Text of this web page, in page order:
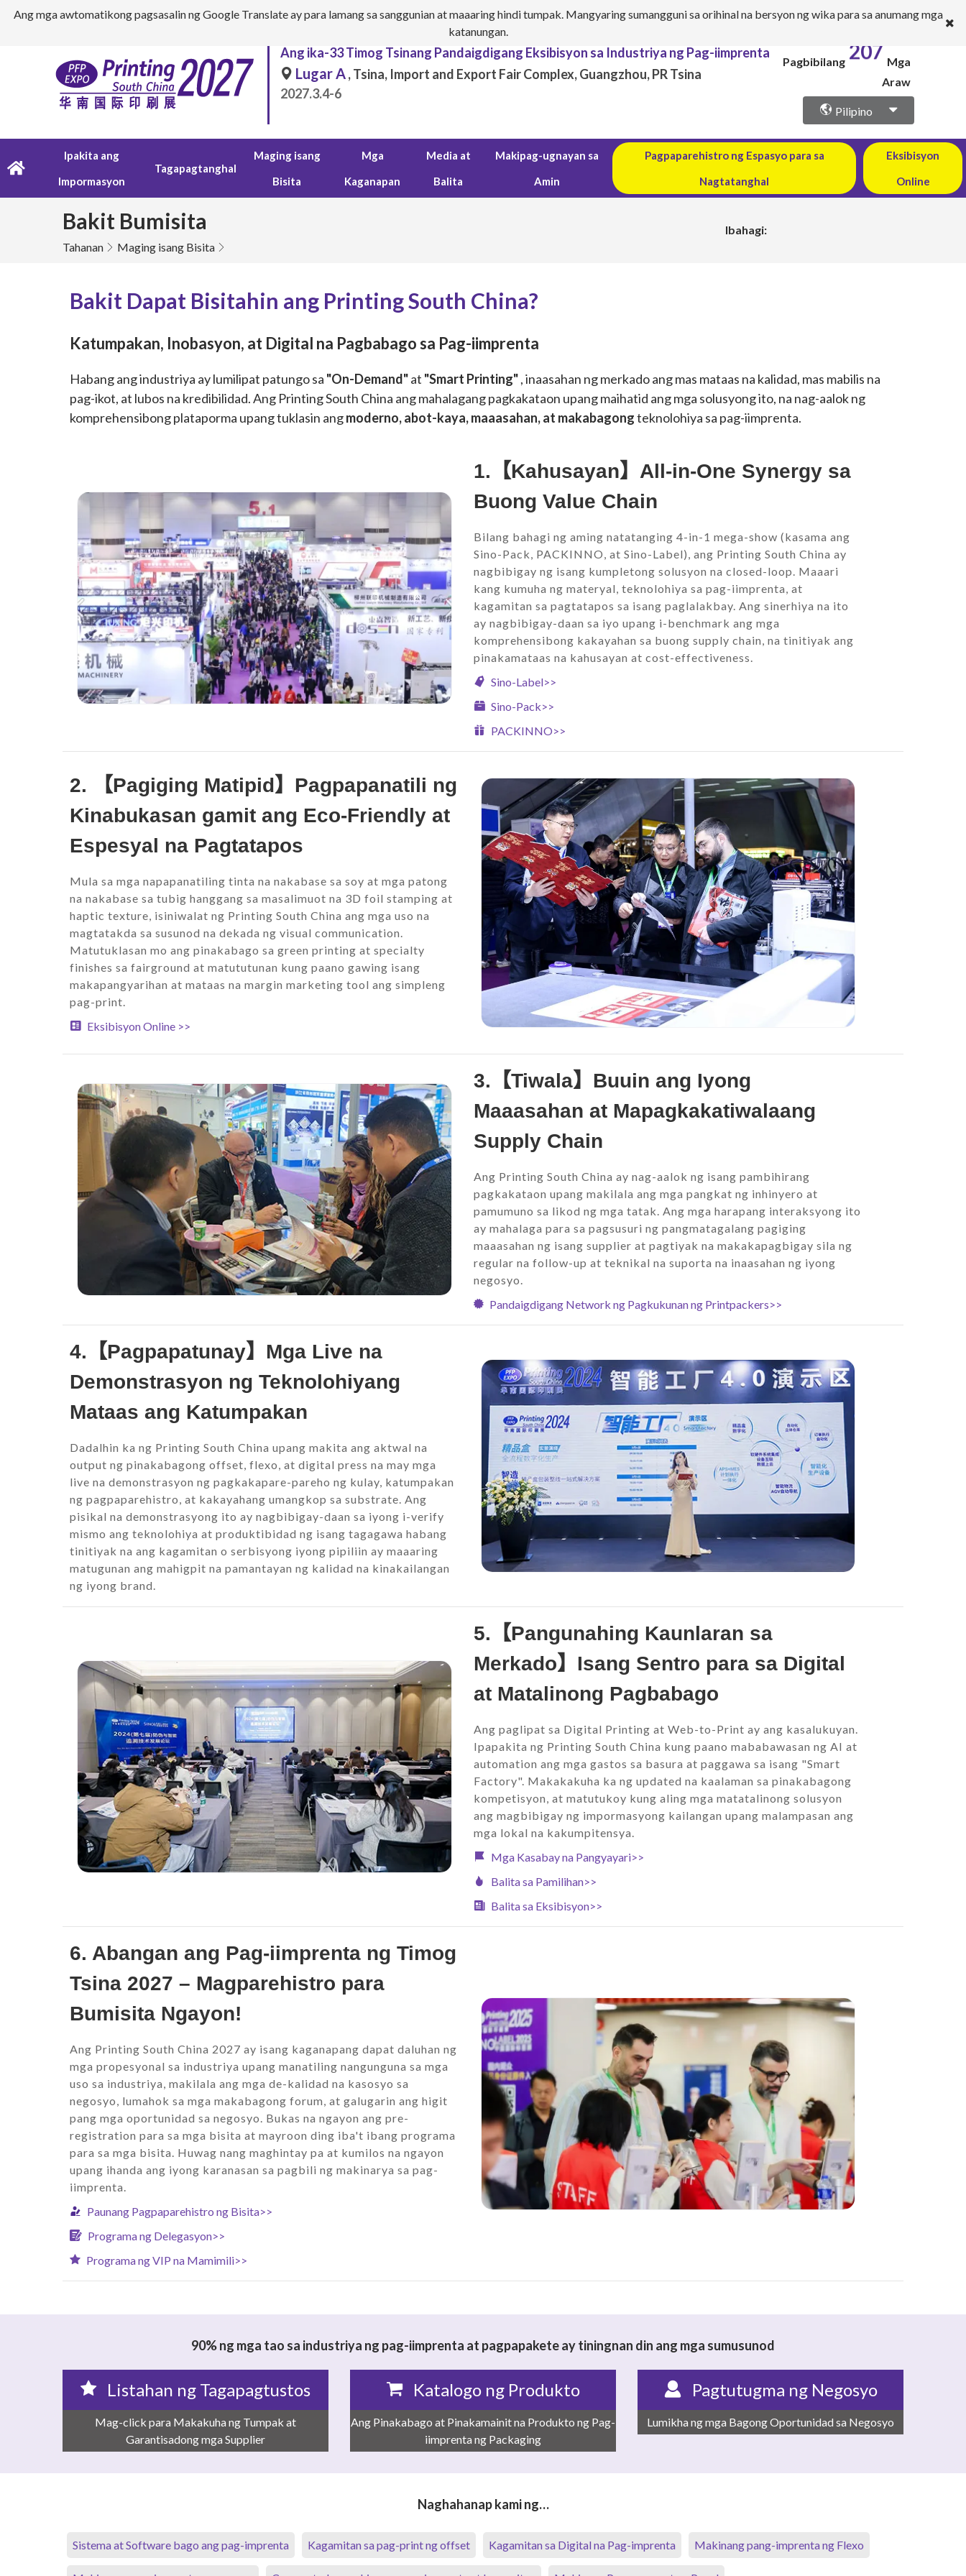
Ang mga awtomatikong pagsasalin ng Google Translate ay para lamang sa sanggunian at maaaring hindi tumpak. Mangyaring sumangguni sa orihinal na bersyon ng wika para sa anumang mga
katanungan.
Ang ika-33 Timog Tsinang Pandaigdigang Eksibisyon sa Industriya ng Pag-iimprenta
Lugar A, Tsina, Import and Export Fair Complex, Guangzhou, PR Tsina
2027.3.4-6
Pagbibilang 207 Mga
Araw
Pilipino
Ipakita ang
Impormasyon
Tagapagtanghal
Maging isang
Bisita
Mga
Kaganapan
Media at
Balita
Makipag-ugnayan sa
Amin
Pagpaparehistro ng Espasyo para sa
Nagtatanghal
Eksibisyon
Online
Bakit Bumisita
Tahanan Maging isang Bisita
Ibahagi:
Bakit Dapat Bisitahin ang Printing South China?
Katumpakan, Inobasyon, at Digital na Pagbabago sa Pag-iimprenta
Habang ang industriya ay lumilipat patungo sa "On-Demand"at "Smart Printing", inaasahan ng merkado ang mas mataas na kalidad, mas mabilis na
pag-ikot, at lubos na kredibilidad. Ang Printing South China ang mahalagang pagkakataon upang maihatid ang mga solusyong ito, na nag-aalok ng
komprehensibong plataporma upang tuklasin angmoderno, abot-kaya, maaasahan, at makabagongteknolohiya sa pag-iimprenta.
1.【Kahusayan】All-in-One Synergy sa
Buong Value Chain
Bilang bahagi ng aming natatanging 4-in-1 mega-show (kasama ang
Sino-Pack, PACKINNO, at Sino-Label), ang Printing South China ay
nagbibigay ng isang kumpletong solusyon na closed-loop. Maaari
kang kumuha ng materyal, teknolohiya sa pag-iimprenta, at
kagamitan sa pagtatapos sa isang paglalakbay. Ang sinerhiya na ito
ay nagbibigay-daan sa iyo upang i-benchmark ang mga
komprehensibong kakayahan sa buong supply chain, na tinitiyak ang
pinakamataas na kahusayan at cost-effectiveness.
Sino-Label>>
Sino-Pack>>
PACKINNO>>
2. 【Pagiging Matipid】Pagpapanatili ng
Kinabukasan gamit ang Eco-Friendly at
Espesyal na Pagtatapos
Mula sa mga napapanatiling tinta na nakabase sa soy at mga patong
na nakabase sa tubig hanggang sa masalimuot na 3D foil stamping at
haptic texture, isiniwalat ng Printing South China ang mga uso na
magtatakda sa susunod na dekada ng visual communication.
Matutuklasan mo ang pinakabago sa green printing at specialty
finishes sa fairground at matututunan kung paano gawing isang
makapangyarihan at mataas na margin marketing tool ang simpleng
pag-print.
Eksibisyon Online >>
3.【Tiwala】Buuin ang Iyong
Maaasahan at Mapagkakatiwalaang
Supply Chain
Ang Printing South China ay nag-aalok ng isang pambihirang
pagkakataon upang makilala ang mga pangkat ng inhinyero at
pamumuno sa likod ng mga tatak. Ang mga harapang interaksyong ito
ay mahalaga para sa pagsusuri ng pangmatagalang pagiging
maaasahan ng isang supplier at pagtiyak na makakapagbigay sila ng
regular na follow-up at teknikal na suporta na inaasahan ng iyong
negosyo.
Pandaigdigang Network ng Pagkukunan ng Printpackers>>
4.【Pagpapatunay】Mga Live na
Demonstrasyon ng Teknolohiyang
Mataas ang Katumpakan
Dadalhin ka ng Printing South China upang makita ang aktwal na
output ng pinakabagong offset, flexo, at digital press na may mga
live na demonstrasyon ng pagkakapare-pareho ng kulay, katumpakan
ng pagpaparehistro, at kakayahang umangkop sa substrate. Ang
pisikal na demonstrasyong ito ay nagbibigay-daan sa iyong i-verify
mismo ang teknolohiya at produktibidad ng isang tagagawa habang
tinitiyak na ang kagamitan o serbisyong iyong pipiliin ay maaaring
matugunan ang mahigpit na pamantayan ng kalidad na kinakailangan
ng iyong brand.
5.【Pangunahing Kaunlaran sa
Merkado】Isang Sentro para sa Digital
at Matalinong Pagbabago
Ang paglipat sa Digital Printing at Web-to-Print ay ang kasalukuyan.
Ipapakita ng Printing South China kung paano mababawasan ng AI at
automation ang mga gastos sa basura at paggawa sa isang "Smart
Factory". Makakakuha ka ng updated na kaalaman sa pinakabagong
kompetisyon, at matutukoy kung aling mga matatalinong solusyon
ang magbibigay ng impormasyong kailangan upang malampasan ang
mga lokal na kakumpitensya.
Mga Kasabay na Pangyayari>>
Balita sa Pamilihan>>
Balita sa Eksibisyon>>
6. Abangan ang Pag-iimprenta ng Timog
Tsina 2027 – Magparehistro para
Bumisita Ngayon!
Ang Printing South China 2027 ay isang kaganapang dapat daluhan ng
mga propesyonal sa industriya upang manatiling nangunguna sa mga
uso sa industriya, makilala ang mga de-kalidad na kasosyo sa
negosyo, lumahok sa mga makabagong forum, at galugarin ang higit
pang mga oportunidad sa negosyo. Bukas na ngayon ang pre-
registration para sa mga bisita at mayroon ding iba't ibang programa
para sa mga bisita. Huwag nang maghintay pa at kumilos na ngayon
upang ihanda ang iyong karanasan sa pagbili ng makinarya sa pag-
iimprenta.
Paunang Pagpaparehistro ng Bisita>>
Programa ng Delegasyon>>
Programa ng VIP na Mamimili>>
90% ng mga tao sa industriya ng pag-iimprenta at pagpapakete ay tiningnan din ang mga sumusunod
Listahan ng Tagapagtustos
Mag-click para Makakuha ng Tumpak at
Garantisadong mga Supplier
Katalogo ng Produkto
Ang Pinakabago at Pinakamainit na Produkto ng Pag-
iimprenta ng Packaging
Pagtutugma ng Negosyo
Lumikha ng mga Bagong Oportunidad sa Negosyo
Naghahanap kami ng…
Sistema at Software bago ang pag-imprenta Kagamitan sa pag-print ng offset Kagamitan sa Digital na Pag-imprenta Makinang pang-imprenta ng Flexo